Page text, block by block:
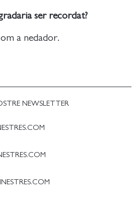
ser recordat?
a nedador.
NEWSLETTER